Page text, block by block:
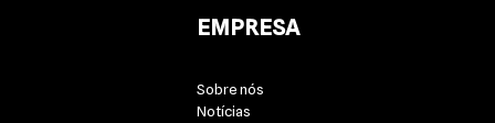
EMPRESA
Sobre nós
Notícias